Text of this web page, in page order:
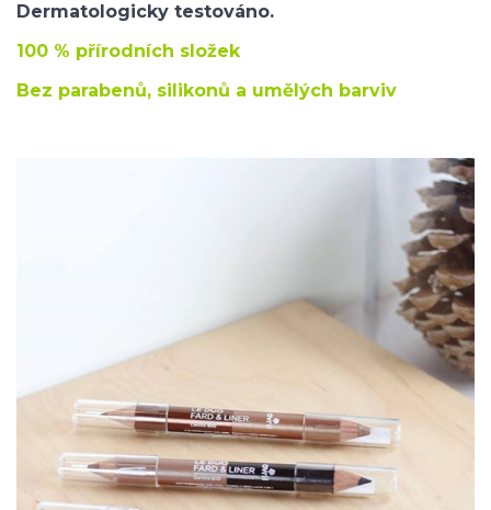
Dermatologicky testováno.
100 % přírodních složek
Bez parabenů, silikonů a umělých barviv